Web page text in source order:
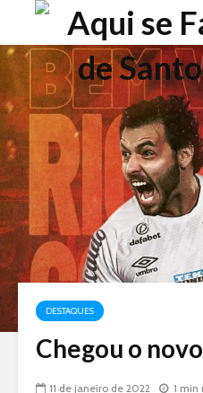
DESTAQUES
Chegou o
11 de janeiro de 2022 1 min